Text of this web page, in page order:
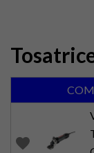
favorite